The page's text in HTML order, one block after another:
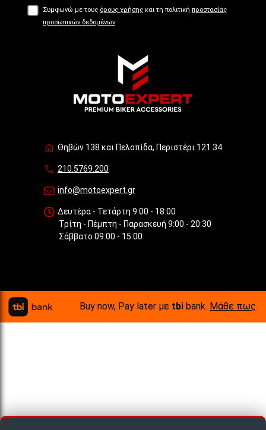
Συμφωνώ με τους όρους χρήσης και τη πολιτική προστασίας
προσωπικών δεδομένων
Θηβών 138 και Πελοπίδα, Περιστέρι 121 34
210.5769.200
info@motoexpert.gr
Δευτέρα - Τετάρτη 9:00 - 18:00
Τρίτη - Πέμπτη - Παρασκευή 9:00 - 20:30
Σάββατο 09:00 - 15:00
Buy now, Pay later με tbi bank. Μάθε πως.